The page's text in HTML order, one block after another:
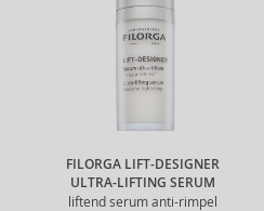
FILORGA LIFT-DESIGNER
ULTRA-LIFTING SERUM
liftend serum anti-rimpel